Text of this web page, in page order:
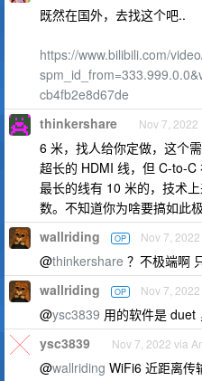
既然在国外，去找这个吧..
https://www.bilibili.com/
cb4fb2e8d67de
thinkershare Nov 7, 2022
6 米，找人给你定做，这个
超长的 HDMI 线，但 C-to-
最长的线有 10 米的，技术
数。不知道你为啥要搞如此
wallriding OP Nov 7, 2022
@thinkershare ？不极端啊
wallriding OP Nov 7, 2022
@ysc3839 用的软件是 duet
ysc3839 Nov 7, 2022 via
@wallriding WiFi6 近距离传